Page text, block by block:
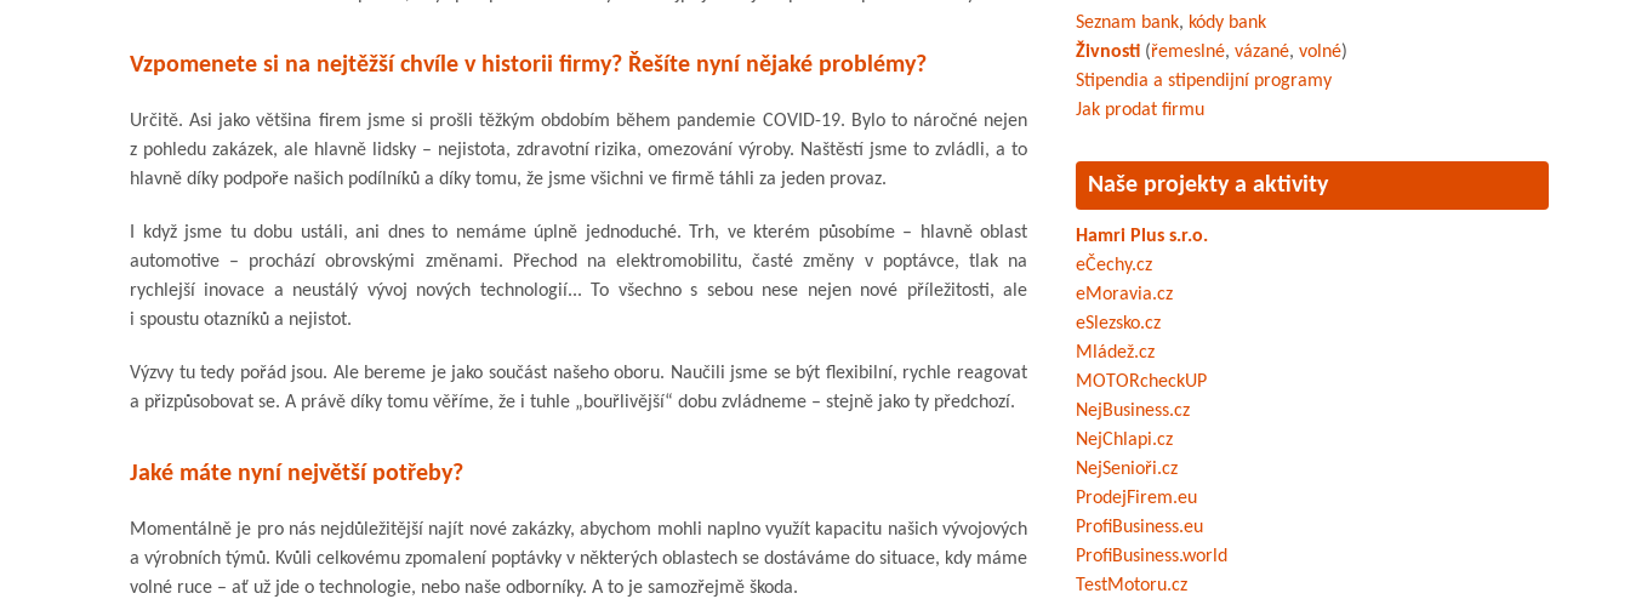
Vzpomenete si na nejtěžší chvíle v historii firmy? Řešíte nyní nějaké problémy?
Určitě. Asi jako většina firem jsme si prošli těžkým obdobím během pandemie COVID-19. Bylo to náročné nejen
z pohledu zakázek, ale hlavně lidsky – nejistota, zdravotní rizika, omezování výroby. Naštěstí jsme to zvládli, a to
hlavně díky podpoře našich podílníků a díky tomu, že jsme všichni ve firmě táhli za jeden provaz.
I když jsme tu dobu ustáli, ani dnes to nemáme úplně jednoduché. Trh, ve kterém působíme – hlavně oblast
automotive – prochází obrovskými změnami. Přechod na elektromobilitu, časté změny v poptávce, tlak na
rychlejší inovace a neustálý vývoj nových technologií... To všechno s sebou nese nejen nové příležitosti, ale
i spoustu otazníků a nejistot.
Výzvy tu tedy pořád jsou. Ale bereme je jako součást našeho oboru. Naučili jsme se být flexibilní, rychle reagovat
a přizpůsobovat se. A právě díky tomu věříme, že i tuhle „bouřlivější“ dobu zvládneme – stejně jako ty předchozí.
Jaké máte nyní největší potřeby?
Momentálně je pro nás nejdůležitější najít nové zakázky, abychom mohli naplno využít kapacitu našich vývojových
a výrobních týmů. Kvůli celkovému zpomalení poptávky v některých oblastech se dostáváme do situace, kdy máme
volné ruce – ať už jde o technologie, nebo naše odborníky. A to je samozřejmě škoda.
Seznam bank, kódy bank
Živnosti (řemeslné, vázané, volné)
Stipendia a stipendijní programy
Jak prodat firmu
Naše projekty a aktivity
Hamri Plus s.r.o.
eČechy.cz
eMoravia.cz
eSlezsko.cz
Mládež.cz
MOTORcheckUP
NejBusiness.cz
NejChlapi.cz
NejSenioři.cz
ProdejFirem.eu
ProfiBusiness.eu
ProfiBusiness.world
TestMotoru.cz